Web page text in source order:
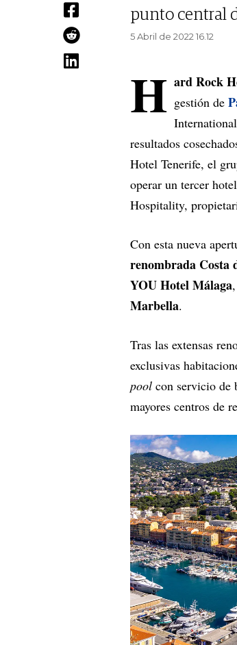
punto central
5 Abril de 2022 16.12
H ard Rock
gestión de
resultados
Hotel Tenerife, el
operar un tercer
Hospitality,
Con esta nueva
renombrada Costa
YOU Hotel Málaga
Marbella.
Tras las extensas
exclusivas
pool con servicio de
mayores centros de